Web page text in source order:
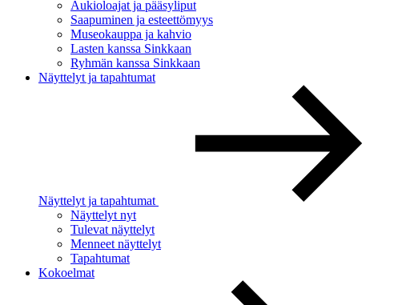
Aukioloajat ja pääsyliput
Saapuminen ja esteettömyys
Museokauppa ja kahvio
Lasten kanssa Sinkkaan
Ryhmän kanssa Sinkkaan
Näyttelyt ja tapahtumat
Näyttelyt ja tapahtumat
Näyttelyt nyt
Tulevat näyttelyt
Menneet näyttelyt
Tapahtumat
Kokoelmat